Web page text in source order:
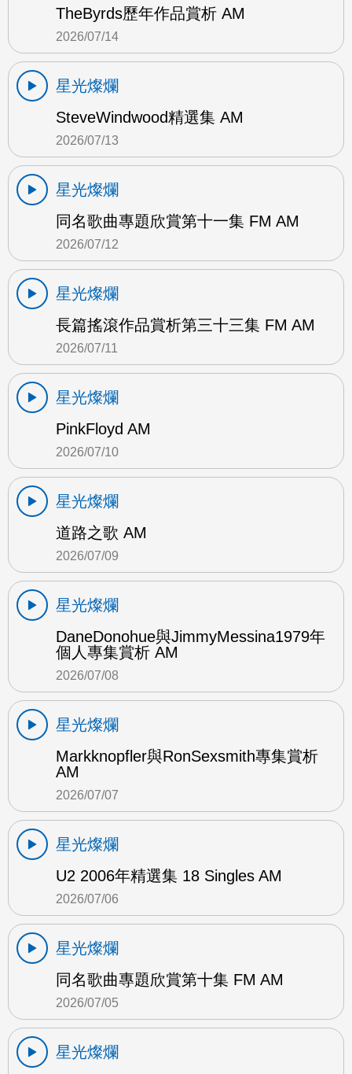
TheByrds歷年作品賞析 AM
2026/07/14
星光燦爛
SteveWindwood精選集 AM
2026/07/13
星光燦爛
同名歌曲專題欣賞第十一集 FM AM
2026/07/12
星光燦爛
長篇搖滾作品賞析第三十三集 FM AM
2026/07/11
星光燦爛
PinkFloyd AM
2026/07/10
星光燦爛
道路之歌 AM
2026/07/09
星光燦爛
DaneDonohue與JimmyMessina1979年
個人專集賞析 AM
2026/07/08
星光燦爛
Markknopfler與RonSexsmith專集賞析
AM
2026/07/07
星光燦爛
U2 2006年精選集 18 Singles AM
2026/07/06
星光燦爛
同名歌曲專題欣賞第十集 FM AM
2026/07/05
星光燦爛